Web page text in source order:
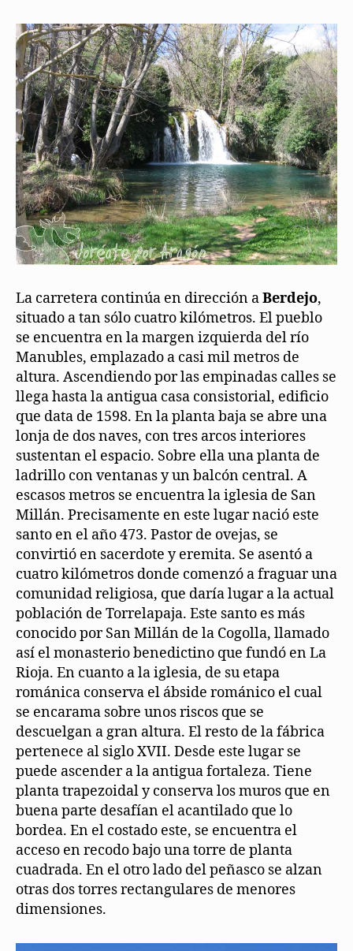
La carretera continúa en dirección aBerdejo,
situado a tan sólo cuatro kilómetros. El pueblo
se encuentra en la margen izquierda del río
Manubles, emplazado a casi mil metros de
altura. Ascendiendo por las empinadas calles se
llega hasta la antigua casa consistorial, edificio
que data de 1598. En la planta baja se abre una
lonja de dos naves, con tres arcos interiores
sustentan el espacio. Sobre ella una planta de
ladrillo con ventanas y un balcón central. A
escasos metros se encuentra la iglesia de San
Millán. Precisamente en este lugar nació este
santo en el año 473. Pastor de ovejas, se
convirtió en sacerdote y eremita. Se asentó a
cuatro kilómetros donde comenzó a fraguar una
comunidad religiosa, que daría lugar a la actual
población de Torrelapaja. Este santo es más
conocido por San Millán de la Cogolla, llamado
así el monasterio benedictino que fundó en La
Rioja. En cuanto a la iglesia, de su etapa
románica conserva el ábside románico el cual
se encarama sobre unos riscos que se
descuelgan a gran altura. El resto de la fábrica
pertenece al siglo XVII. Desde este lugar se
puede ascender a la antigua fortaleza. Tiene
planta trapezoidal y conserva los muros que en
buena parte desafían el acantilado que lo
bordea. En el costado este, se encuentra el
acceso en recodo bajo una torre de planta
cuadrada. En el otro lado del peñasco se alzan
otras dos torres rectangulares de menores
dimensiones.